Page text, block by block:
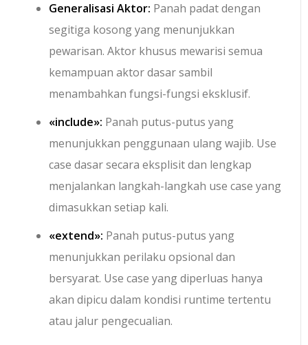
Generalisasi Aktor: Panah padat dengan
segitiga kosong yang menunjukkan
pewarisan. Aktor khusus mewarisi semua
kemampuan aktor dasar sambil
menambahkan fungsi-fungsi eksklusif.
«include»: Panah putus-putus yang
menunjukkan penggunaan ulang wajib. Use
case dasar secara eksplisit dan lengkap
menjalankan langkah-langkah use case yang
dimasukkan setiap kali.
«extend»: Panah putus-putus yang
menunjukkan perilaku opsional dan
bersyarat. Use case yang diperluas hanya
akan dipicu dalam kondisi runtime tertentu
atau jalur pengecualian.